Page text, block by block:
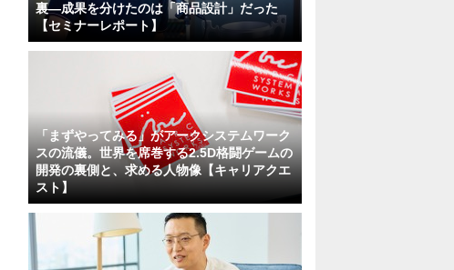
裏―成果を分けたのは「商品設計」だった
【セミナーレポート】
「まずやってみる」がアークシステムワーク
スの流儀。世界を席巻する2.5D格闘ゲームの
開発の裏側と、求める人物像【キャリアクエ
スト】